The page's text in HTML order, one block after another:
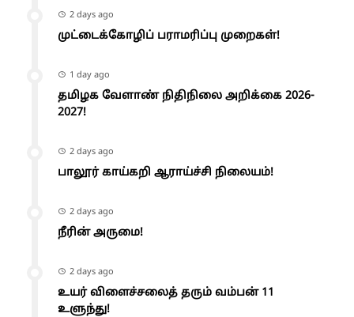
2 days ago
முட்டைக்கோழிப் பராமரிப்பு முறைகள்!
1 day ago
தமிழக வேளாண் நிதிநிலை அறிக்கை 2026-
2027!
2 days ago
பாலூர் காய்கறி ஆராய்ச்சி நிலையம்!
2 days ago
நீரின் அருமை!
2 days ago
உயர் விளைச்சலைத் தரும் வம்பன் 11
உளுந்து!